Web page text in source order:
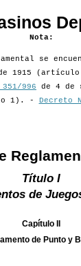
Nota:
se
de 1915
996 de 4 de
1). - Decreto
Título I
de
Capítulo II
de Punto y